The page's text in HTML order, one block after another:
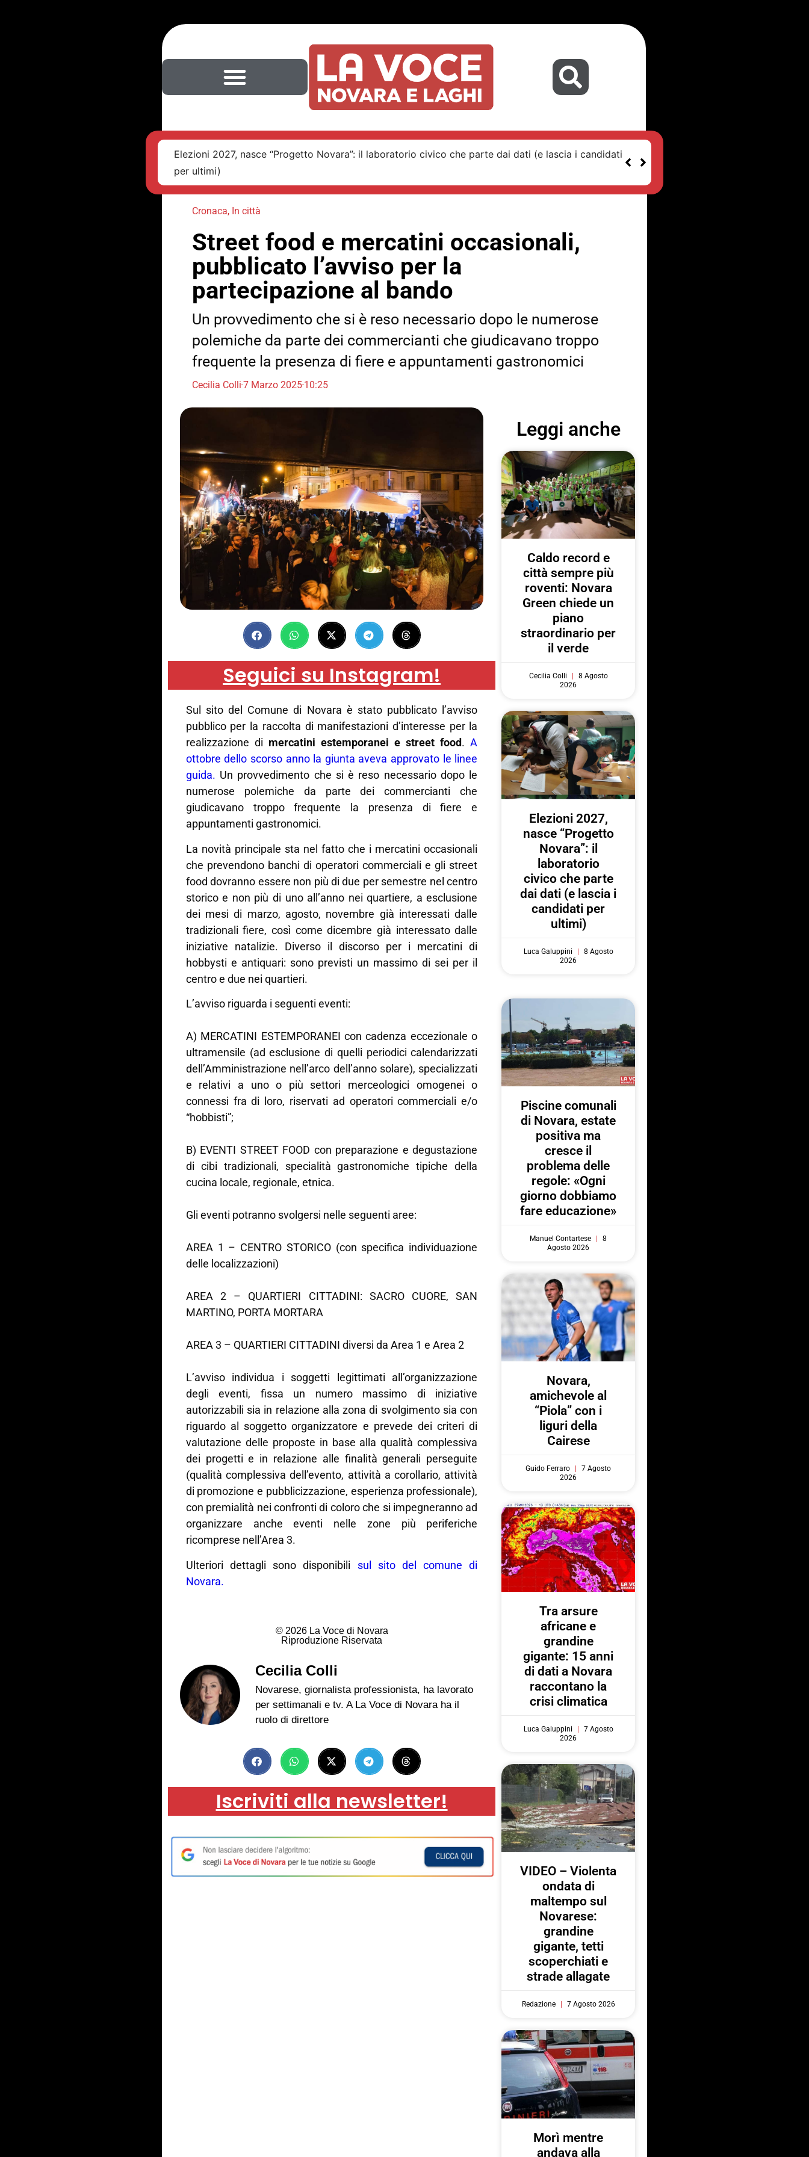
Elezioni 2027, nasce “Progetto Novara”: il laboratorio civico che parte dai dati (e lascia i candidati
per ultimi)
Cronaca, In città
Street food e mercatini occasionali,
pubblicato l’avviso per la
partecipazione al bando
Un provvedimento che si è reso necessario dopo le numerose
polemiche da parte dei commercianti che giudicavano troppo
frequente la presenza di fiere e appuntamenti gastronomici
Cecilia Colli7 Marzo 202510:25
Seguici su Instagram!
Sul sito del Comune di Novara è stato pubblicato l’avviso
pubblico per la raccolta di manifestazioni d’interesse per la
realizzazione di mercatini estemporanei e street food.A
ottobre dello scorso anno la giunta aveva approvato le linee
guida. Un provvedimento che si è reso necessario dopo le
numerose polemiche da parte dei commercianti che
giudicavano troppo frequente la presenza di fiere e
appuntamenti gastronomici.
La novità principale sta nel fatto che i mercatini occasionali
che prevendono banchi di operatori commerciali e gli street
food dovranno essere non più di due per semestre nel centro
storico e non più di uno all’anno nei quartiere, a esclusione
dei mesi di marzo, agosto, novembre già interessati dalle
tradizionali fiere, così come dicembre già interessato dalle
iniziative natalizie. Diverso il discorso per i mercatini di
hobbysti e antiquari: sono previsti un massimo di sei per il
centro e due nei quartieri.
L’avviso riguarda i seguenti eventi:
A) MERCATINI ESTEMPORANEI con cadenza eccezionale o
ultramensile (ad esclusione di quelli periodici calendarizzati
dell’Amministrazione nell’arco dell’anno solare), specializzati
e relativi a uno o più settori merceologici omogenei o
connessi fra di loro, riservati ad operatori commerciali e/o
“hobbisti”;
B) EVENTI STREET FOOD con preparazione e degustazione
di cibi tradizionali, specialità gastronomiche tipiche della
cucina locale, regionale, etnica.
Gli eventi potranno svolgersi nelle seguenti aree:
AREA 1 – CENTRO STORICO (con specifica individuazione
delle localizzazioni)
AREA 2 – QUARTIERI CITTADINI: SACRO CUORE, SAN
MARTINO, PORTA MORTARA
AREA 3 – QUARTIERI CITTADINI diversi da Area 1 e Area 2
L’avviso individua i soggetti legittimati all’organizzazione
degli eventi, fissa un numero massimo di iniziative
autorizzabili sia in relazione alla zona di svolgimento sia con
riguardo al soggetto organizzatore e prevede dei criteri di
valutazione delle proposte in base alla qualità complessiva
dei progetti e in relazione alle finalità generali perseguite
(qualità complessiva dell’evento, attività a corollario, attività
di promozione e pubblicizzazione, esperienza professionale),
con premialità nei confronti di coloro che si impegneranno ad
organizzare anche eventi nelle zone più periferiche
ricomprese nell’Area 3.
Ulteriori dettagli sono disponibili sul sito del comune di
Novara.
© 2026 La Voce di Novara
Riproduzione Riservata
Cecilia Colli
Novarese, giornalista professionista, ha lavorato
per settimanali e tv. A La Voce di Novara ha il
ruolo di direttore
Iscriviti alla newsletter!
Leggi anche
Caldo record e
città sempre più
roventi: Novara
Green chiede un
piano
straordinario per
il verde
Cecilia Colli
8 Agosto
2026
Elezioni 2027,
nasce “Progetto
Novara”: il
laboratorio
civico che parte
dai dati (e lascia i
candidati per
ultimi)
Luca Galuppini
8 Agosto
2026
Piscine comunali
di Novara, estate
positiva ma
cresce il
problema delle
regole: «Ogni
giorno dobbiamo
fare educazione»
Manuel Contartese
8
Agosto 2026
Novara,
amichevole al
“Piola” con i
liguri della
Cairese
Guido Ferraro
7 Agosto
2026
Tra arsure
africane e
grandine
gigante: 15 anni
di dati a Novara
raccontano la
crisi climatica
Luca Galuppini
7 Agosto
2026
VIDEO – Violenta
ondata di
maltempo sul
Novarese:
grandine
gigante, tetti
scoperchiati e
strade allagate
Redazione 7 Agosto 2026
Morì mentre
andava alla